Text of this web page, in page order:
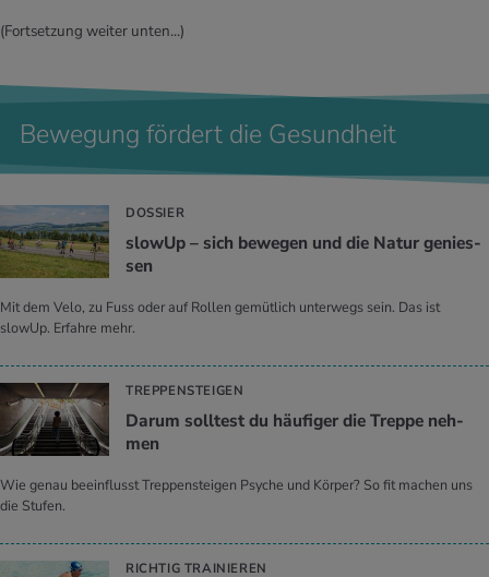
(Fortsetzung weiter unten...)
Bewegung fördert die Gesundheit
DOSSIER
slowUp – sich be­we­gen und die Natur ge­nies­
sen
Mit dem Velo, zu Fuss oder auf Rollen gemütlich unterwegs sein. Das ist
slowUp. Erfahre mehr.
TREPPENSTEIGEN
Darum soll­test du häu­fi­ger die Trep­pe neh­
men
Wie genau beeinflusst Treppensteigen Psyche und Körper? So fit machen uns
die Stufen.
RICHTIG TRAINIEREN